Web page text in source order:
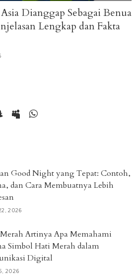
Dianggap Sebagai Benua
Lengkap dan Fakta
Good Night yang Tepat: Contoh,
dan Cara Membuatnya Lebih
2026
Artinya Apa Memahami
Simbol Hati Merah dalam
Digital
2026